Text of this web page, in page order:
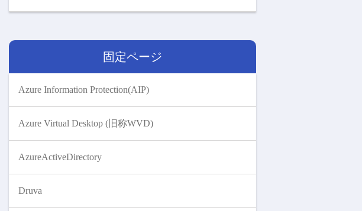
固定ページ
Azure Information Protection(AIP)
Azure Virtual Desktop (旧称WVD)
AzureActiveDirectory
Druva